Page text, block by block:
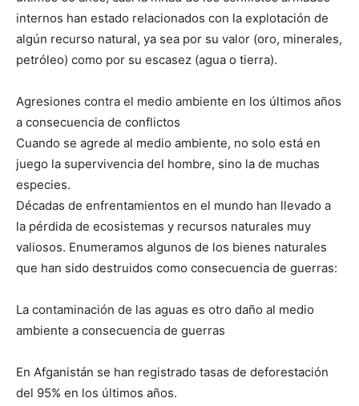
internos han estado relacionados con la explotación de
algún recurso natural, ya sea por su valor (oro, minerales,
petróleo) como por su escasez (agua o tierra).
Agresiones contra el medio ambiente en los últimos años
a consecuencia de conflictos
Cuando se agrede al medio ambiente, no solo está en
juego la supervivencia del hombre, sino la de muchas
especies.
Décadas de enfrentamientos en el mundo han llevado a
la pérdida de ecosistemas y recursos naturales muy
valiosos. Enumeramos algunos de los bienes naturales
que han sido destruidos como consecuencia de guerras:
La contaminación de las aguas es otro daño al medio
ambiente a consecuencia de guerras
En Afganistán se han registrado tasas de deforestación
del 95% en los últimos años.